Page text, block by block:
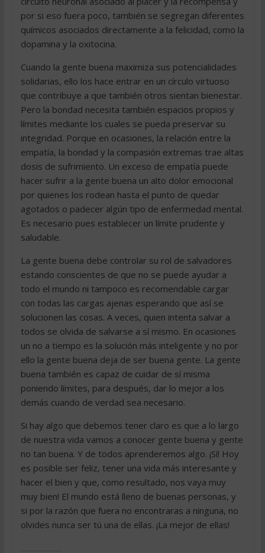
por si eso fuera poco, también se segregan diferentes
químicos asociados directamente a la felicidad, como la
dopamina y la oxitocina.
Cuando la gente buena maximiza sus potencialidades
solidarias, ello los hace entrar en un círculo virtuoso
que contribuye a que también otros sientan bienestar.
Pero la bondad necesita también espacios propios y
límites mediante los cuales se pueda preservar su
integridad. Porque en ocasiones, la relación entre la
empatía, la bondad y la compasión extremas trae altas
dosis de sufrimiento. Un exceso de empatía puede
hacer sufrir a la gente buena un alto dolor emocional
por quienes los rodean hasta el punto de quedar
agotados o padecer algún tipo de enfermedad mental.
Es necesario pues establecer un límite prudente y
saludable.
La gente buena debe controlar su rol de salvadores
estando conscientes de que no se puede ayudar a
todo el mundo ni tampoco es recomendable cargar
con todas las cargas ajenas esperando que así se
solucionen las cosas. A veces, quien intenta salvar a
todos se olvida de salvarse a sí mismo. En ocasiones
un no a tiempo es la solución más inteligente y no por
ello la gente buena deja de ser buena gente. La gente
buena también es capaz de cuidar de sí misma
poniendo límites, para después, dar lo mejor a los
demás cuando de verdad sea necesario.
Si hay algo que debemos tener claro es que a lo largo
de nuestra vida vamos a conocer gente buena y gente
no tan buena. Y de todos aprenderemos algo. ¡Sí! Hoy
es posible ser feliz, tener una vida más interesante y
hacer el bien y que, como resultado, nos vaya muy
muy bien! El mundo está lleno de buenas personas, y
si por la razón que fuera no encontraras a ninguna, no
olvides nunca ser tú una de ellas. ¡La mejor de ellas!